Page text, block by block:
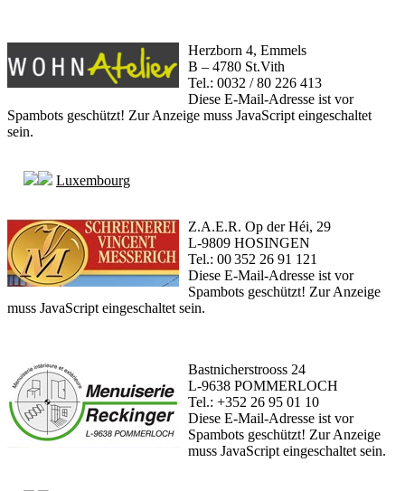
Herzborn 4, Emmels
B – 4780 St.Vith
Tel.: 0032 / 80 226 413
Diese E-Mail-Adresse ist vor
Spambots geschützt! Zur Anzeige muss JavaScript eingeschaltet
sein.
Luxembourg
Z.A.E.R. Op der Héi, 29
L-9809 HOSINGEN
Tel.: 00 352 26 91 121
Diese E-Mail-Adresse ist vor
Spambots geschützt! Zur Anzeige
muss JavaScript eingeschaltet sein.
Bastnicherstrooss 24
L-9638 POMMERLOCH
Tel.: +352 26 95 01 10
Diese E-Mail-Adresse ist vor
Spambots geschützt! Zur Anzeige
muss JavaScript eingeschaltet sein.